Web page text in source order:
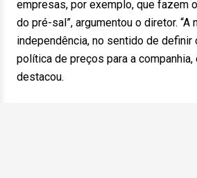
empresas, por exemplo, que fazem
do pré-sal”, argumentou o diretor. “A
independência, no sentido de definir
política de preços para a companhia,
destacou.